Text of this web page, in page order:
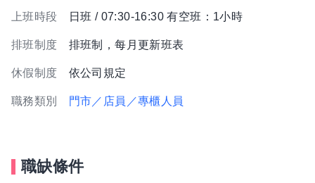
上班時段 日班 / 07:30-16:30 有空班：1小時
排班制度 排班制，每月更新班表
休假制度 依公司規定
職務類別 門市／店員／專櫃人員
職缺條件